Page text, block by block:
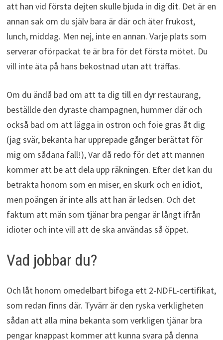
att han vid första dejten skulle bjuda in dig dit. Det är en
annan sak om du själv bara är där och äter frukost,
lunch, middag. Men nej, inte en annan. Varje plats som
serverar oförpackat te är bra för det första mötet. Du
vill inte äta på hans bekostnad utan att träffas.
Om du ändå bad om att ta dig till en dyr restaurang,
beställde den dyraste champagnen, hummer där och
också bad om att lägga in ostron och foie gras åt dig
(jag svär, bekanta har upprepade gånger berättat för
mig om sådana fall!), Var då redo för det att mannen
kommer att be att dela upp räkningen. Efter det kan du
betrakta honom som en miser, en skurk och en idiot,
men poängen är inte alls att han är ledsen. Och det
faktum att män som tjänar bra pengar är långt ifrån
idioter och inte vill att de ska användas så öppet.
Vad jobbar du?
Och låt honom omedelbart bifoga ett 2-NDFL-certifikat,
som redan finns där. Tyvärr är den ryska verkligheten
sådan att alla mina bekanta som verkligen tjänar bra
pengar knappast kommer att kunna svara på denna